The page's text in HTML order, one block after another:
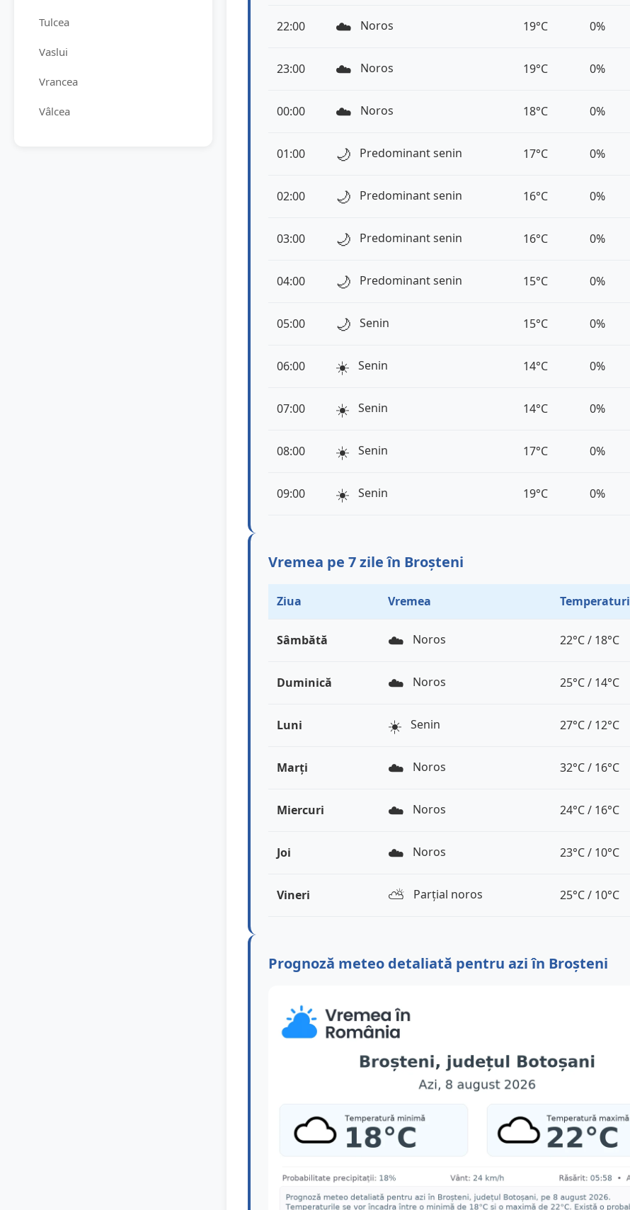
Tulcea
Vaslui
Vrancea
Vâlcea
22:00 ☁️ Noros 19°C 0%
23:00 ☁️ Noros 19°C 0%
00:00 ☁️ Noros 18°C 0%
01:00 🌙 Predominant senin 17°C 0%
02:00 🌙 Predominant senin 16°C 0%
03:00 🌙 Predominant senin 16°C 0%
04:00 🌙 Predominant senin 15°C 0%
05:00 🌙 Senin 15°C 0%
06:00 ☀️ Senin 14°C 0%
07:00 ☀️ Senin 14°C 0%
08:00 ☀️ Senin 17°C 0%
09:00 ☀️ Senin 19°C 0%
Vremea pe 7 zile în Broșteni
Ziua Vremea Temperaturi
Sâmbătă ☁️ Noros 22°C / 18°C
Duminică ☁️ Noros 25°C / 14°C
Luni ☀️ Senin 27°C / 12°C
Marți ☁️ Noros 32°C / 16°C
Miercuri ☁️ Noros 24°C / 16°C
Joi ☁️ Noros 23°C / 10°C
Vineri ⛅️ Parțial noros 25°C / 10°C
Prognoză meteo detaliată pentru azi în Broșteni